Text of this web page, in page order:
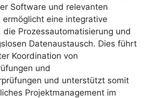
Software und relevanten
ermöglicht eine integrative
die Prozessautomatisierung und
Datenaustausch. Dies führt
Koordination von
und
und unterstützt somit
Projektmanagement im